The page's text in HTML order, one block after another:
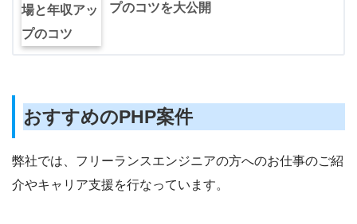
プのコツを大公開
おすすめのPHP案件
弊社では、フリーランスエンジニアの方へのお仕事のご紹
介やキャリア支援を行なっています。